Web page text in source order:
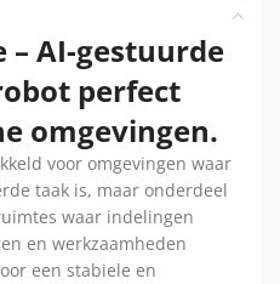
– AI-gestuurde
perfect
omgevingen.
voor omgevingen waar
taak is, maar onderdeel
waar indelingen
en werkzaamheden
een stabiele en